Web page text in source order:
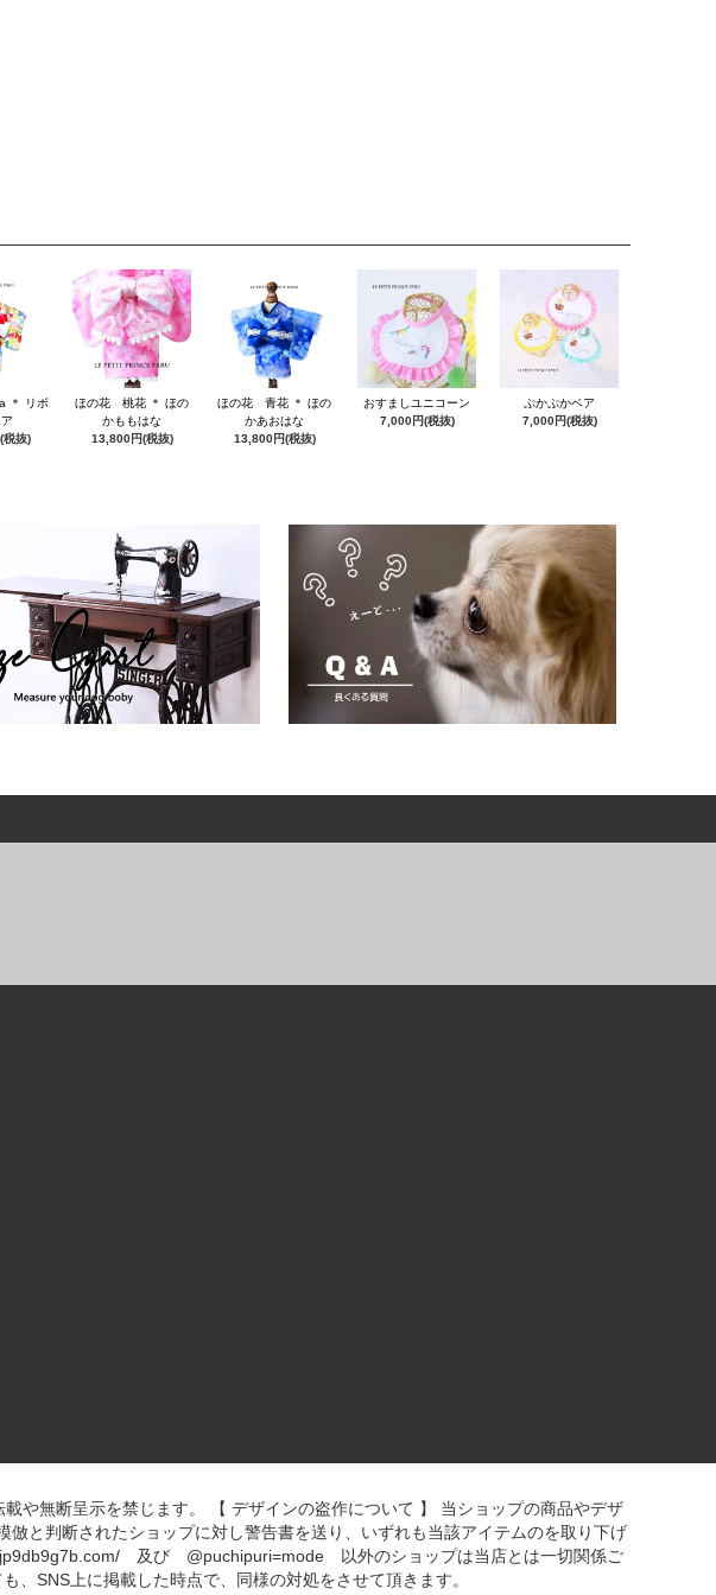
＊ リボ
抜)
ほの花 桃花 ＊ ほの
かももはな
13,800円(税抜)
ほの花 青花 ＊ ほの
かあおはな
13,800円(税抜)
おすましユニコーン
7,000円(税抜)
ぷかぷかベア
7,000円(税抜)
や無断呈示を禁じます。 【 デザインの盗作について 】 当ショップの商品やデザ
と判断されたショップに対し警告書を送り、いずれも当該アイテムのを取り下げ
及び @puchipuri=mode 以外のショップは当店とは一切関係ご
、SNS上に掲載した時点で、同様の対処をさせて頂きます。